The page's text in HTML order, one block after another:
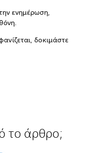
ενημέρωση,
δοκιμάστε
το άρθρο;